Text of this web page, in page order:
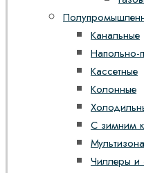
Канальные
Напольно-
Кассетные
Колонные
С зимним
Чиллеры и